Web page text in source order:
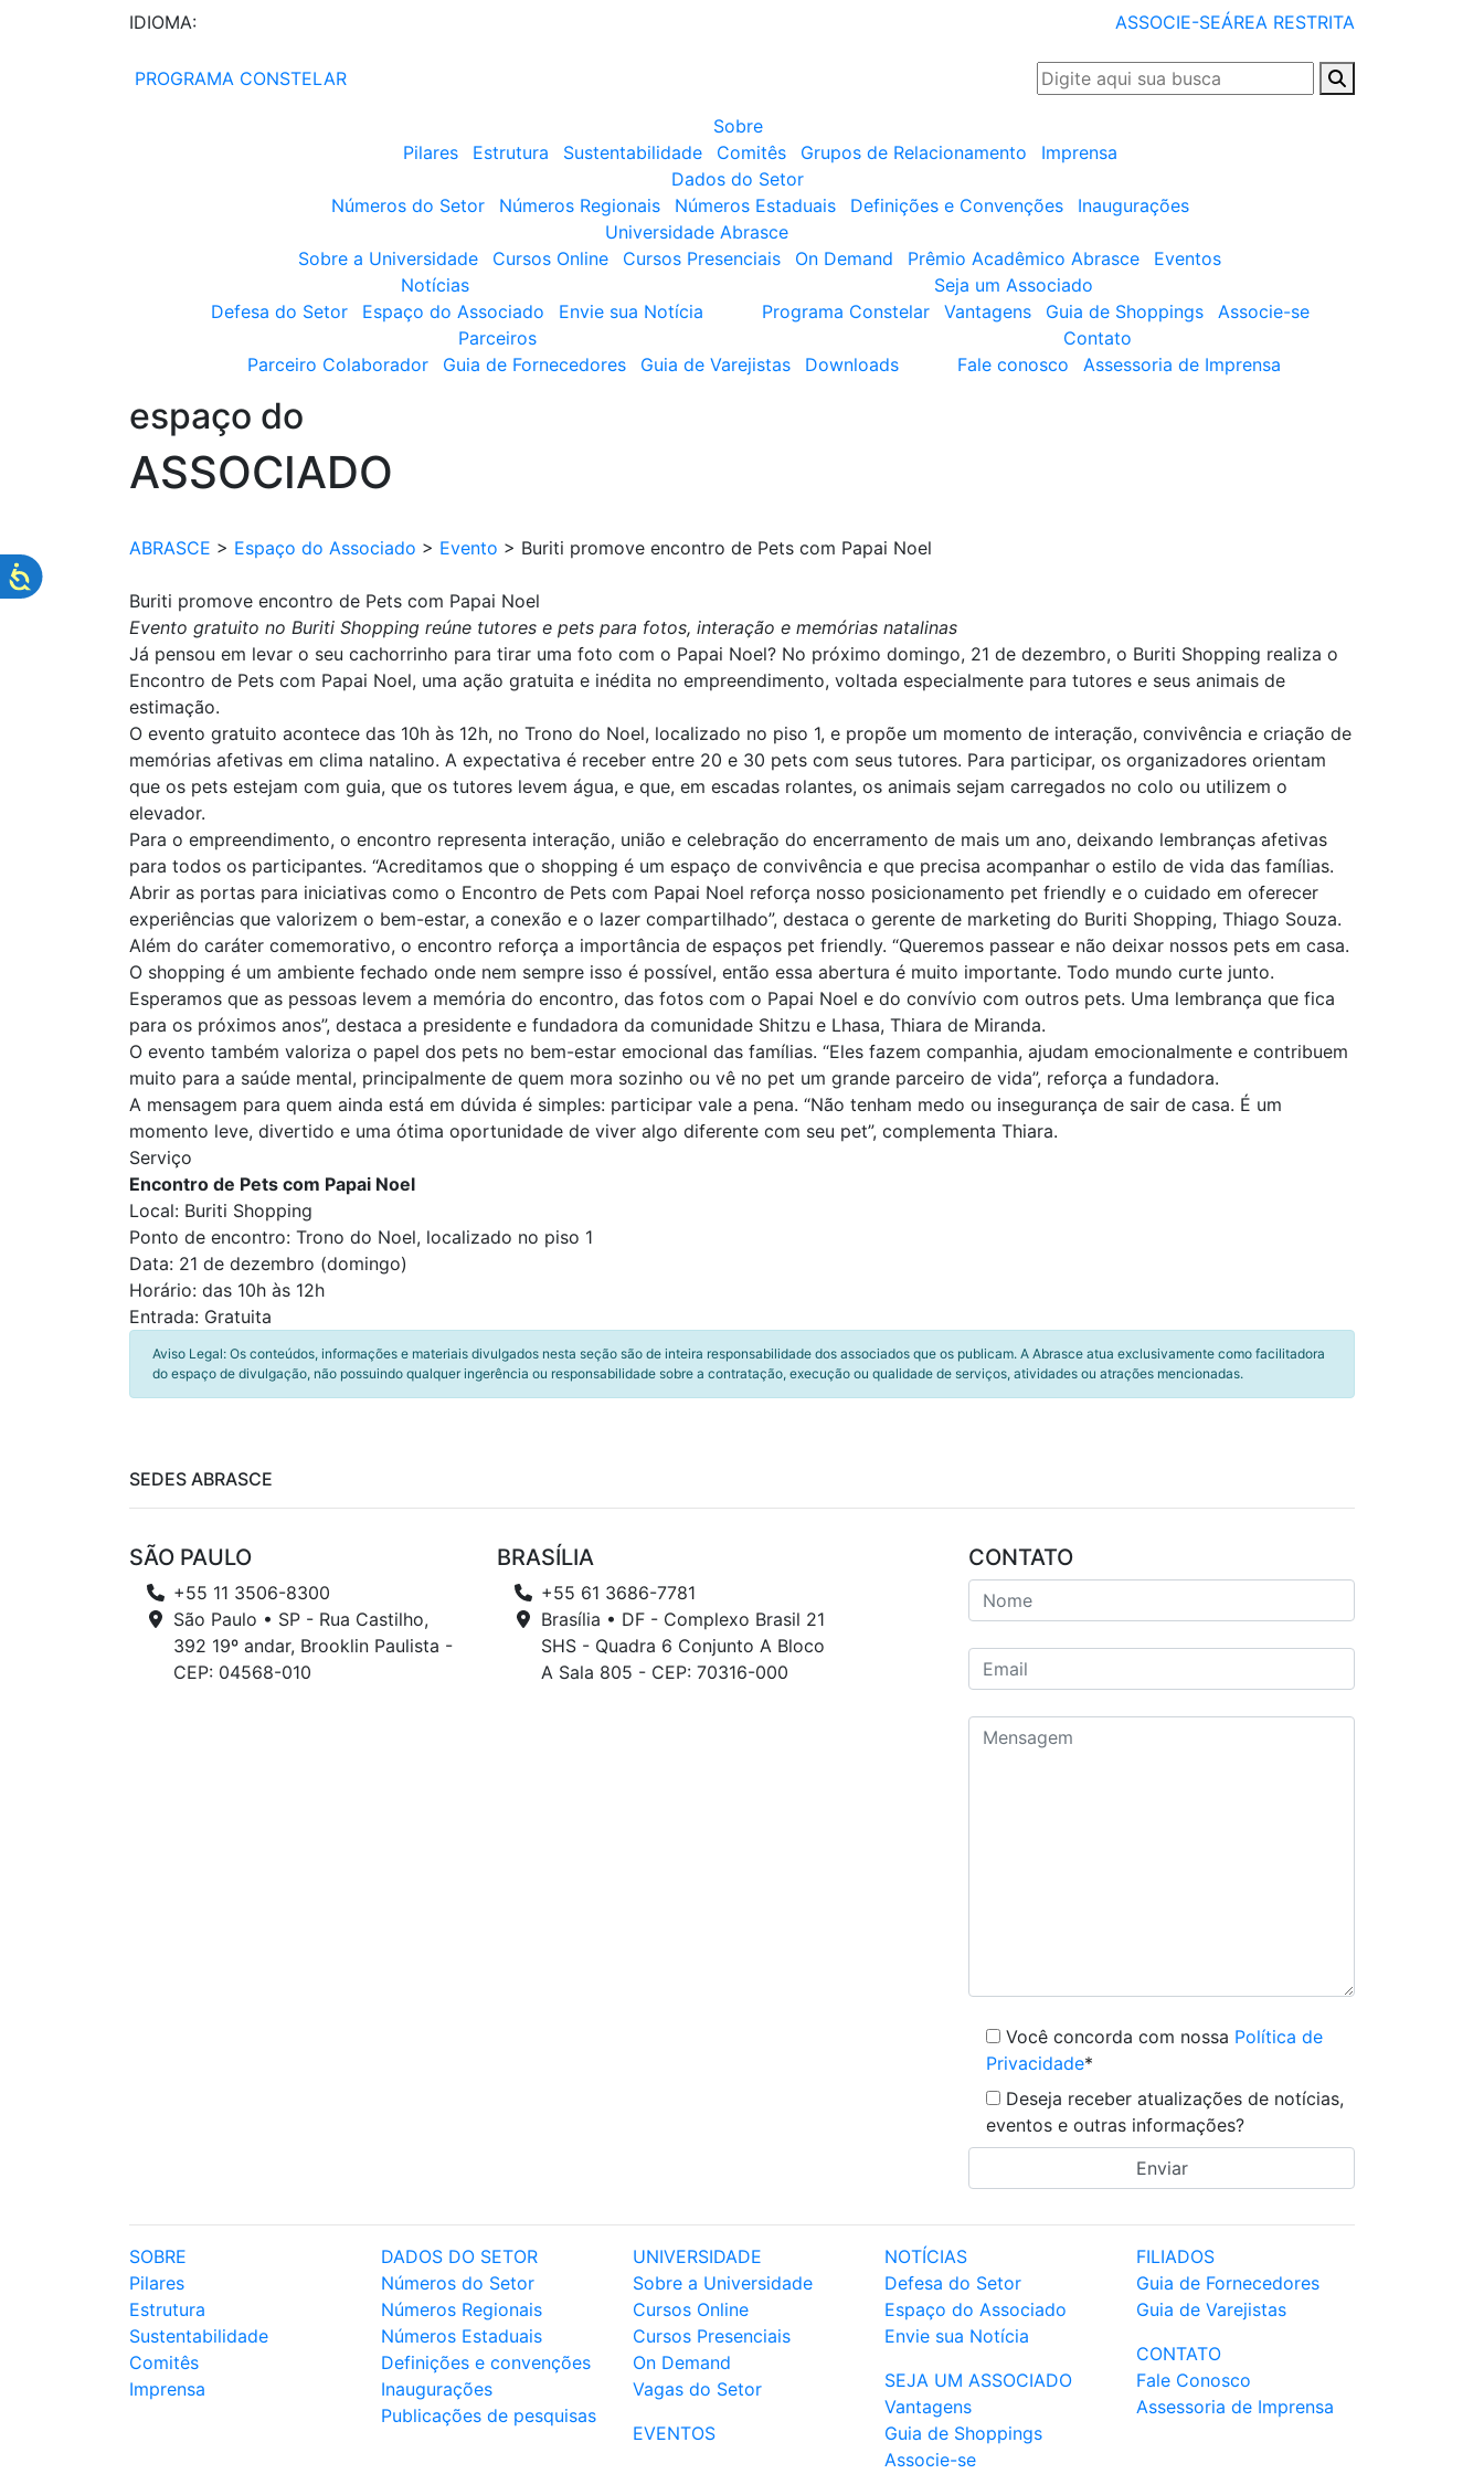
IDIOMA: ASSOCIE-SEÁREA RESTRITA
PROGRAMA CONSTELAR
Sobre
Pilares
Estrutura Sustentabilidade Comitês Grupos de Relacionamento
Imprensa
Dados do Setor
Números do Setor
Números Regionais Números Estaduais Definições e Convenções
Inaugurações
Universidade Abrasce
Sobre a Universidade
Cursos Online Cursos Presenciais On Demand Prêmio Acadêmico Abrasce
Eventos
Notícias
Defesa do Setor
Espaço do Associado Envie sua Notícia
Seja um Associado
Programa Constelar
Vantagens Guia de Shoppings
Associe-se
Parceiros
Parceiro Colaborador
Guia de Fornecedores Guia de Varejistas Downloads
Contato
Fale conosco
Assessoria de Imprensa
espaço do
ASSOCIADO
ABRASCE > Espaço do Associado > Evento > Buriti promove encontro de Pets com Papai Noel
Buriti promove encontro de Pets com Papai Noel
Evento gratuito no Buriti Shopping reúne tutores e pets para fotos, interação e memórias natalinas
Já pensou em levar o seu cachorrinho para tirar uma foto com o Papai Noel? No próximo domingo, 21 de dezembro, o Buriti Shopping realiza o
Encontro de Pets com Papai Noel, uma ação gratuita e inédita no empreendimento, voltada especialmente para tutores e seus animais de
estimação.
O evento gratuito acontece das 10h às 12h, no Trono do Noel, localizado no piso 1, e propõe um momento de interação, convivência e criação de
memórias afetivas em clima natalino. A expectativa é receber entre 20 e 30 pets com seus tutores. Para participar, os organizadores orientam
que os pets estejam com guia, que os tutores levem água, e que, em escadas rolantes, os animais sejam carregados no colo ou utilizem o
elevador.
Para o empreendimento, o encontro representa interação, união e celebração do encerramento de mais um ano, deixando lembranças afetivas
para todos os participantes. “Acreditamos que o shopping é um espaço de convivência e que precisa acompanhar o estilo de vida das famílias.
Abrir as portas para iniciativas como o Encontro de Pets com Papai Noel reforça nosso posicionamento pet friendly e o cuidado em oferecer
experiências que valorizem o bem-estar, a conexão e o lazer compartilhado”, destaca o gerente de marketing do Buriti Shopping, Thiago Souza.
Além do caráter comemorativo, o encontro reforça a importância de espaços pet friendly. “Queremos passear e não deixar nossos pets em casa.
O shopping é um ambiente fechado onde nem sempre isso é possível, então essa abertura é muito importante. Todo mundo curte junto.
Esperamos que as pessoas levem a memória do encontro, das fotos com o Papai Noel e do convívio com outros pets. Uma lembrança que fica
para os próximos anos”, destaca a presidente e fundadora da comunidade Shitzu e Lhasa, Thiara de Miranda.
O evento também valoriza o papel dos pets no bem-estar emocional das famílias. “Eles fazem companhia, ajudam emocionalmente e contribuem
muito para a saúde mental, principalmente de quem mora sozinho ou vê no pet um grande parceiro de vida”, reforça a fundadora.
A mensagem para quem ainda está em dúvida é simples: participar vale a pena. “Não tenham medo ou insegurança de sair de casa. É um
momento leve, divertido e uma ótima oportunidade de viver algo diferente com seu pet”, complementa Thiara.
Serviço
Encontro de Pets com Papai Noel
Local: Buriti Shopping
Ponto de encontro: Trono do Noel, localizado no piso 1
Data: 21 de dezembro (domingo)
Horário: das 10h às 12h
Entrada: Gratuita
Aviso Legal: Os conteúdos, informações e materiais divulgados nesta seção são de inteira responsabilidade dos associados que os publicam. A Abrasce atua exclusivamente como facilitadora
do espaço de divulgação, não possuindo qualquer ingerência ou responsabilidade sobre a contratação, execução ou qualidade de serviços, atividades ou atrações mencionadas.
SEDES ABRASCE
SÃO PAULO
+55 11 3506-8300
São Paulo • SP - Rua Castilho,
392 19º andar, Brooklin Paulista -
CEP: 04568-010
BRASÍLIA
+55 61 3686-7781
Brasília • DF - Complexo Brasil 21
SHS - Quadra 6 Conjunto A Bloco
A Sala 805 - CEP: 70316-000
CONTATO
Você concorda com nossa Política de
Privacidade*
Deseja receber atualizações de notícias,
eventos e outras informações?
SOBRE
Pilares
Estrutura
Sustentabilidade
Comitês
Imprensa
DADOS DO SETOR
Números do Setor
Números Regionais
Números Estaduais
Definições e convenções
Inaugurações
Publicações de pesquisas
UNIVERSIDADE
Sobre a Universidade
Cursos Online
Cursos Presenciais
On Demand
Vagas do Setor
EVENTOS
NOTÍCIAS
Defesa do Setor
Espaço do Associado
Envie sua Notícia
SEJA UM ASSOCIADO
Vantagens
Guia de Shoppings
Associe-se
FILIADOS
Guia de Fornecedores
Guia de Varejistas
CONTATO
Fale Conosco
Assessoria de Imprensa